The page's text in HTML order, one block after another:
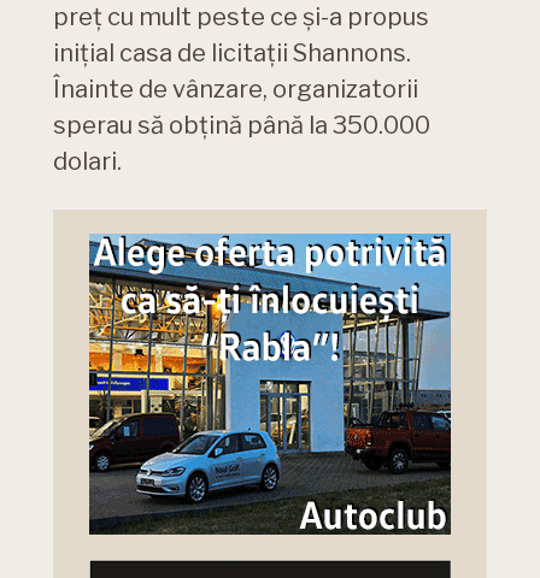
preț cu mult peste ce și-a propus
inițial casa de licitații Shannons.
Înainte de vânzare, organizatorii
sperau să obțină până la 350.000
dolari.